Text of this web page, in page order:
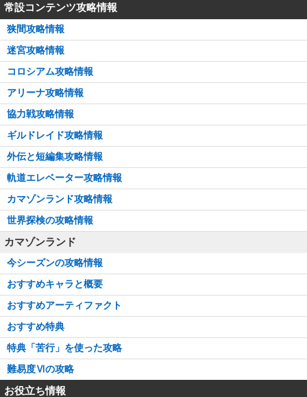
常設コンテンツ攻略情報
狭間攻略情報
迷宮攻略情報
コロシアム攻略情報
アリーナ攻略情報
協力戦攻略情報
ギルドレイド攻略情報
外伝と短編集攻略情報
軌道エレベーター攻略情報
カマゾンランド攻略情報
世界探検の攻略情報
カマゾンランド
今シーズンの攻略情報
おすすめキャラと概要
おすすめアーティファクト
おすすめ特典
特典「苦行」を使った攻略
難易度Ⅵの攻略
お役立ち情報